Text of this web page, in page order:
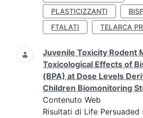
PLASTICIZZANTI
FTALATI
TELARCA
Juvenile Toxicity Rodent
Toxicological Effects of
(BPA) at Dose Levels
Children Biomonitoring
Contenuto Web
Risultati di Life Persuaded